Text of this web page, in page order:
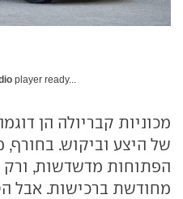
player ready...
מכוניות קבריולה הן
של היצע וביקוש. בחורף,
הפתוחות מדשדשות, ורק
מחודשת ברכישות. אבל